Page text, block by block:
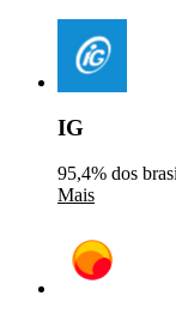
IG
95,4% dos
Mais